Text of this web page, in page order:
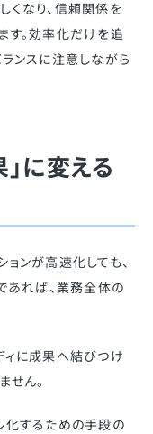
くなり、信頼関係を
す。効率化だけを追
ンスに注意しながら
に変える
ンが高速化しても、
あれば、業務全体の
ィに成果へ結びつけ
せん。
化するための手段の